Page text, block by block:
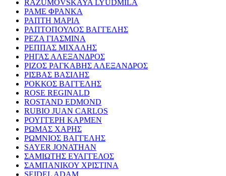
RAZUMOVSKAYA LYUDMILA
ΡΑΜΕ ΦΡΑΝΚΑ
ΡΑΠΤΗ ΜΑΡΙΑ
ΡΑΠΤΟΠΟΥΛΟΣ ΒΑΓΓΕΛΗΣ
ΡΕΖΑ ΓΙΑΣΜΙΝΑ
ΡΕΠΠΑΣ ΜΙΧΑΛΗΣ
ΡΗΓΑΣ ΑΛΕΞΑΝΔΡΟΣ
ΡΙΖΟΣ ΡΑΓΚΑΒΗΣ ΑΛΕΞΑΝΔΡΟΣ
ΡΙΣΒΑΣ ΒΑΣΙΛΗΣ
ΡΟΚΚΟΣ ΒΑΓΓΕΛΗΣ
ROSE REGINALD
ROSTAND EDMOND
RUBIO JUAN CARLOS
ΡΟΥΓΓΕΡΗ ΚΑΡΜΕΝ
ΡΩΜΑΣ ΧΑΡΗΣ
ΡΩΜΝΙΟΣ ΒΑΓΓΕΛΗΣ
SAYER JONATHAN
ΣΑΜΙΩΤΗΣ ΕΥΑΓΓΕΛΟΣ
ΣΑΜΠΑΝΙΚΟΥ ΧΡΙΣΤΙΝΑ
SEIDEL ADAM